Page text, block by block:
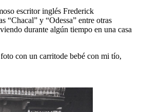
escritor inglés Frederick
“Chacal” y “Odessa” entre otras
durante algún tiempo en una casa
con un carritode bebé con mi tío,